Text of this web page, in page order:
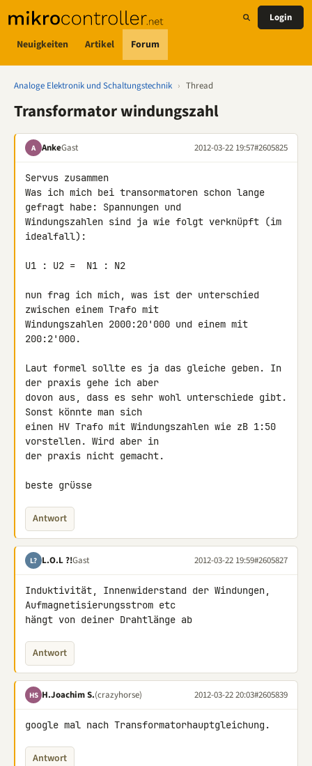
Neuigkeiten Artikel Forum
Login
Analoge Elektronik und Schaltungstechnik › Thread
Transformator windungszahl
A AnkeGast 2012-03-22 19:57#2605825
Servus zusammen
Was ich mich bei transormatoren schon lange
gefragt habe: Spannungen und
Windungszahlen sind ja wie folgt verknüpft (im
idealfall):
U1 : U2 =  N1 : N2
nun frag ich mich, was ist der unterschied
zwischen einem Trafo mit
Windungszahlen 2000:20'000 und einem mit
200:2'000.
Laut formel sollte es ja das gleiche geben. In
der praxis gehe ich aber
dovon aus, dass es sehr wohl unterschiede gibt.
Sonst könnte man sich
einen HV Trafo mit Windungszahlen wie zB 1:50
vorstellen. Wird aber in
der praxis nicht gemacht.
beste grüsse
Antwort
L? L.O.L ?!Gast 2012-03-22 19:59#2605827
Induktivität, Innenwiderstand der Windungen,
Aufmagnetisierungsstrom etc
hängt von deiner Drahtlänge ab
Antwort
HS H.Joachim S.(crazyhorse) 2012-03-22 20:03#2605839
google mal nach Transformatorhauptgleichung.
Antwort